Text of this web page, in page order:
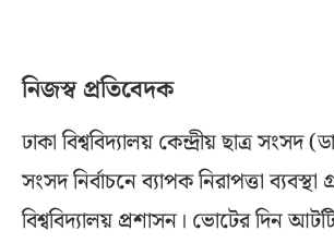
নিজস্ব প্রতিবেদক
ঢাকা বিশ্ববিদ্যালয় কেন্দ্রীয় ছাত্র
সংসদ নির্বাচনে ব্যাপক নিরাপত্তা
বিশ্ববিদ্যালয় প্রশাসন। ভোটের দিন